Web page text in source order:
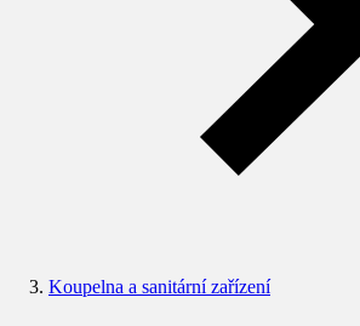
Koupelna a sanitární zařízení